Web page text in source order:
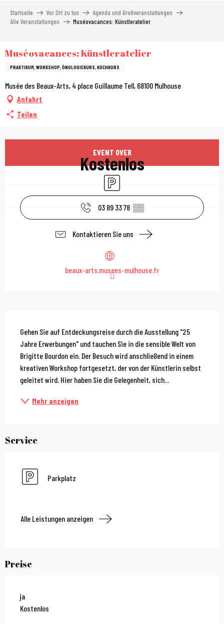
Startseite Vor Ort zu tun
Agenda und Großveranstaltungen
Alle Veranstaltungen
Muséovacances: Künstleratelier
Muséovacances: Künstleratelier
PRAKTIKUM, WORKSHOP, ÖNOLOGIEKURS, KOCHKURS
Musée des Beaux-Arts, 4 place Guillaume Tell, 68100 Mulhouse
Anfahrt
Teilen
Öffnungszeiten &
EVENT OVER
Kostenlos
Parkplatz
03 89 33 78 ▒▒
Kontaktieren Sie uns
beaux-arts.musees-mulhouse.fr
Beschreibung
Gehen Sie auf Entdeckungsreise durch die Ausstellung "25
Jahre Erwerbungen" und tauchen Sie in die sensible Welt von
Brigitte Bourdon ein. Der Besuch wird anschließend in einem
kreativen Workshop fortgesetzt, der von der Künstlerin selbst
geleitet wird. Hier haben Sie die Gelegenheit, sich...
Mehr anzeigen
Service
Parkplatz
Alle Leistungen anzeigen
Preise
ja
Kostenlos